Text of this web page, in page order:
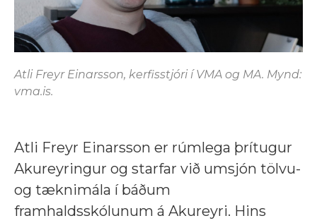
Atli Freyr Einarsson, kerfisstjóri í VMA og MA. Mynd:
vma.is.
Atli Freyr Einarsson er rúmlega þrítugur
Akureyringur og starfar við umsjón tölvu-
og tæknimála í báðum
framhaldsskólunum á Akureyri. Hins